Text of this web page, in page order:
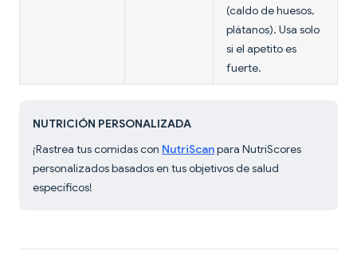
(caldo de huesos,
plátanos). Usa solo
si el apetito es
fuerte.
NUTRICIÓN PERSONALIZADA
¡Rastrea tus comidas con NutriScanpara NutriScores
personalizados basados en tus objetivos de salud
específicos!